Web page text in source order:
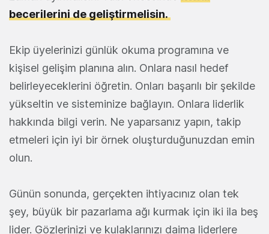
becerilerini de geliştirmelisin.
Ekip üyelerinizi günlük okuma programına ve
kişisel gelişim planına alın. Onlara nasıl hedef
belirleyeceklerini öğretin. Onları başarılı bir şekilde
yükseltin ve sisteminize bağlayın. Onlara liderlik
hakkında bilgi verin. Ne yaparsanız yapın, takip
etmeleri için iyi bir örnek oluşturduğunuzdan emin
olun.
Günün sonunda, gerçekten ihtiyacınız olan tek
şey, büyük bir pazarlama ağı kurmak için iki ila beş
lider. Gözlerinizi ve kulaklarınızı daima liderlere